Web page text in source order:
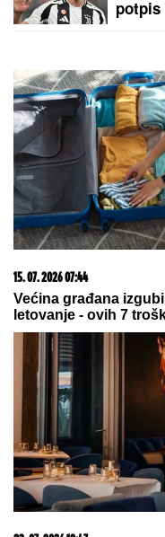
NAŠA PEVAČICA
STANKOVIĆEM
ne zna, pomenula i
pričaju (VIDEO)
Sa
sela
me